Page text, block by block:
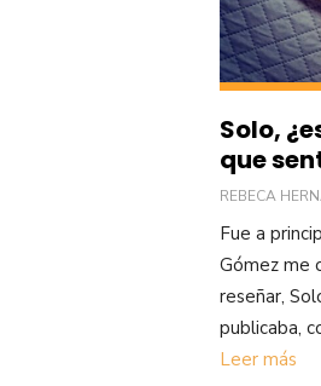
Solo,
que
REBECA
Fue a
Gómez me
reseñar,
publicaba,
Leer más